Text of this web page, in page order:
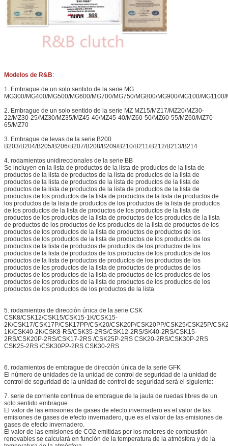
Modelos de R&B:
1. Embrague de un solo sentido de la serie MG
MG300/MG400/MG500/MG600/MG700/MG750/MG800/MG900/MG100/
2. Embrague de un solo sentido de la serie MZ MZ15/MZ17/MZ20/MZ30-
22/MZ30-25/MZ30/MZ35/MZ45-40/MZ45-40/MZ60-50/MZ60-55/MZ60/MZ70-
65/MZ70
3. Embrague de levas de la serie B200
B203/B204/B205/B206/B207/B208/B209/B210/B211/B212/B213/B214
4. rodamientos unidireccionales de la serie BB
Se incluyen en la lista de productos de la lista de productos de la lista de
productos de la lista de productos de la lista de productos de la lista de
productos de la lista de productos de la lista de productos de la lista de
productos de la lista de productos de la lista de productos de la lista de
productos de los productos de la lista de productos de la lista de productos de
los productos de la lista de productos de los productos de la lista de productos
de los productos de la lista de productos de los productos de la lista de
productos de los productos de la lista de productos de los productos de la lista
de productos de los productos de los productos de la lista de productos de los
productos de los productos de la lista de productos de productos de los
productos de los productos de la lista de productos de los productos de los
productos de la lista de productos de productos de los productos de los
productos de la lista de productos de los productos de los productos de los
productos de la lista de productos de productos de los productos de los
productos de los productos de la lista de productos de productos de los
productos de los productos de la lista de productos de los productos de los
productos de los productos de la lista de productos de los productos de los
productos de los productos de los productos de la lista
5. rodamientos de dirección única de la serie CSK
CSK8/CSK12/CSK15/CSK15-1K/CSK15-
2K/CSK17/CSK17P/CSK17PP/CSK20/CSK20P/CSK20PP/CSK25/CSK25P/
1K/CSK40-2K/CSK8-RS/CSK35-2RS/CSK12-2RS/SK40-2RS/CSK15-
2RS/CSK20P-2RS/CSK17-2RS /CSK25P-2RS CSK20-2RS/CSK30P-2RS
CSK25-2RS /CSK30PP-2RS CSK30-2RS
6. rodamientos de embrague de dirección única de la serie GFK
El número de unidades de la unidad de control de seguridad de la unidad de
control de seguridad de la unidad de control de seguridad será el siguiente:
7. serie de corriente continua de embrague de la jaula de ruedas libres de un
solo sentido embrague
El valor de las emisiones de gases de efecto invernadero es el valor de las
emisiones de gases de efecto invernadero, que es el valor de las emisiones de
gases de efecto invernadero.
El valor de las emisiones de CO2 emitidas por los motores de combustión
renovables se calculará en función de la temperatura de la atmósfera y de la